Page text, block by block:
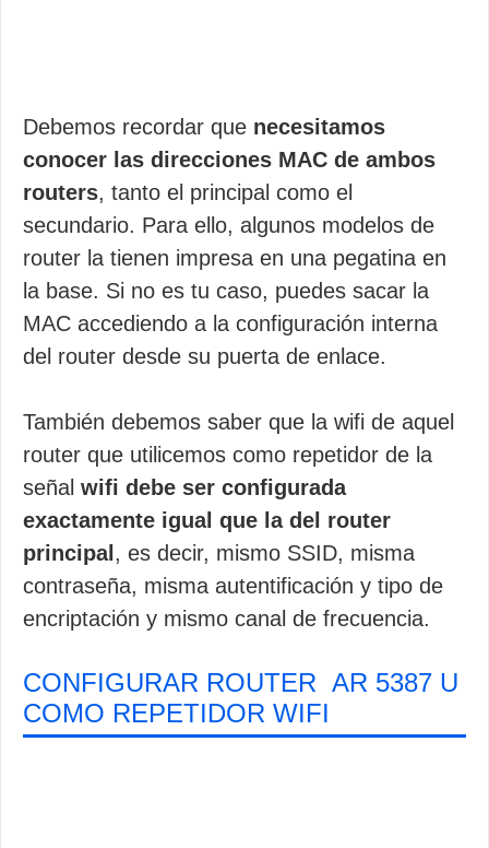
Debemos recordar que necesitamos
conocer las direcciones MAC de ambos
routers, tanto el principal como el
secundario. Para ello, algunos modelos de
router la tienen impresa en una pegatina en
la base. Si no es tu caso, puedes sacar la
MAC accediendo a la configuración interna
del router desde su puerta de enlace.
También debemos saber que la wifi de aquel
router que utilicemos como repetidor de la
señal wifi debe ser configurada
exactamente igual que la del router
principal , es decir, mismo SSID, misma
contraseña, misma autentificación y tipo de
encriptación y mismo canal de frecuencia.
CONFIGURAR ROUTER AR 5387 U
COMO REPETIDOR WIFI